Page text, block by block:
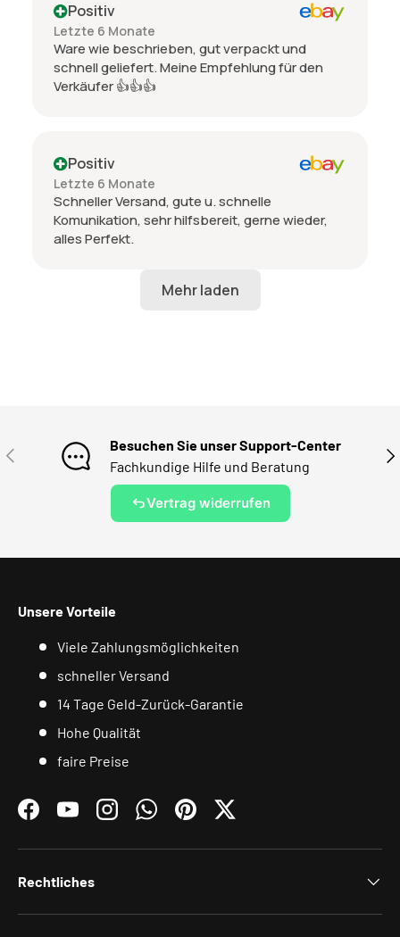
Positiv
Letzte 6 Monate
Ware wie beschrieben, gut verpackt und
schnell geliefert. Meine Empfehlung für den
Verkäufer 👍👍👍
Positiv
Letzte 6 Monate
Schneller Versand, gute u. schnelle
Komunikation, sehr hilfsbereit, gerne wieder,
alles Perfekt.
VORHERIGE
Besuchen Sie unser Support-Center
Fachkundige Hilfe und Beratung
Vertrag widerrufen
Unsere Vorteile
Viele Zahlungsmöglichkeiten
schneller Versand
14 Tage Geld-Zurück-Garantie
Hohe Qualität
faire Preise
FacebookYouTubeInstagramWhatsAppPinterestTwitter
Rechtliches